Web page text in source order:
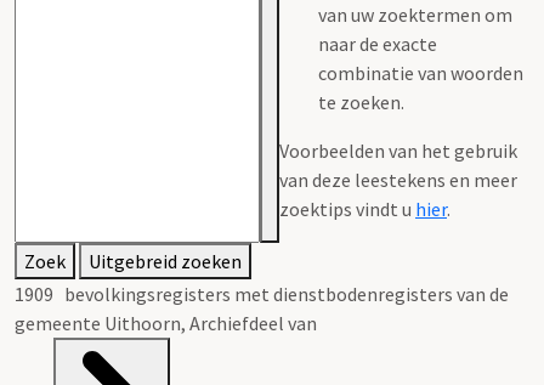
van uw zoektermen om
naar de exacte
combinatie van woorden
te zoeken.
Voorbeelden van het gebruik
van deze leestekens en meer
zoektips vindt u hier.
Zoek
Uitgebreid zoeken
1909 bevolkingsregisters met dienstbodenregisters van de
gemeente Uithoorn, Archiefdeel van